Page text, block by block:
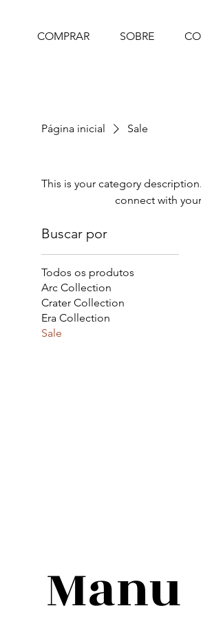
COMPRAR SOBRE
Página inicial Sale
This is your category
connect with
Buscar por
Todos os produtos
Arc Collection
Crater Collection
Era Collection
Sale
Manu